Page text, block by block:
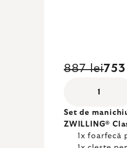
887 lei
Set de
ZWILLING®
1x foarfecă